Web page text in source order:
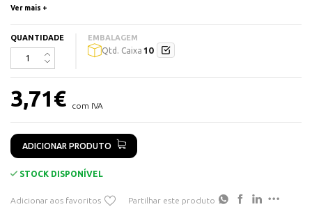
Ver mais +
QUANTIDADE EMBALAGEM
Qtd. Caixa 10
3,71€ com IVA
ADICIONAR PRODUTO
STOCK DISPONÍVEL
Adicionar aos favoritos Partilhar este produto